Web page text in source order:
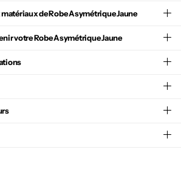
de Robe Asymétrique Jaune
votreRobe Asymétrique Jaune